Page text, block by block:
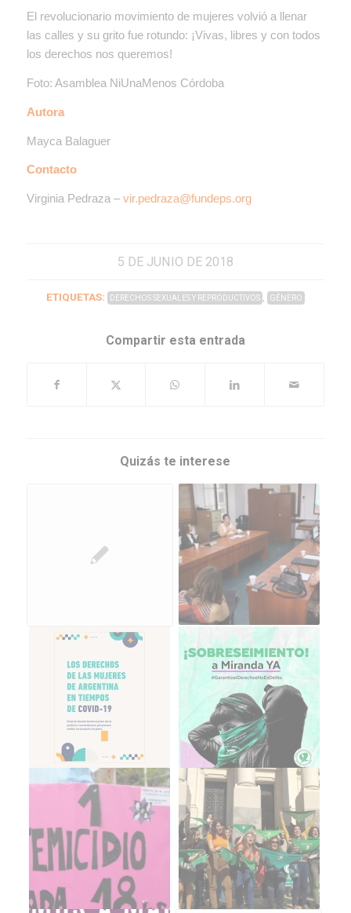
El revolucionario movimiento de mujeres volvió a llenar
las calles y su grito fue rotundo: ¡Vivas, libres y con todos
los derechos nos queremos!
Foto: Asamblea NiUnaMenos Córdoba
Autora
Mayca Balaguer
Contacto
Virginia Pedraza –vir.pedraza@fundeps.org
5 DE JUNIO DE 2018
ETIQUETAS: DERECHOS SEXUALES Y REPRODUCTIVOS , GÉNERO
Compartir esta entrada
Quizás te interese